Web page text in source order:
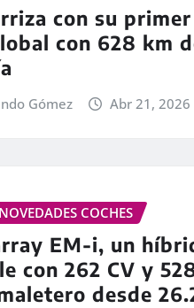
con su primer
con 628 km
Gómez Abr 21, 2026
NOVEDADES COCHES
EM-i, un
con 262 CV y
desde